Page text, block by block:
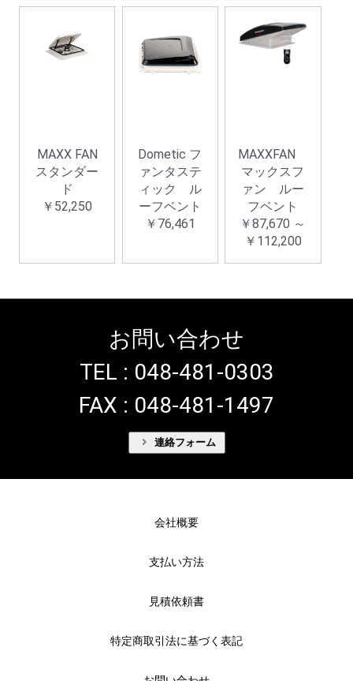
MAXX FAN
スタンダー
ド
￥52,250
Dometic フ
ァンタステ
ィック ル
ーフベント
￥76,461
MAXXFAN
マックスフ
ァン ルー
フベント
￥87,670 ～
￥112,200
お買い物を続ける カートへ進む
お問い合わせ
TEL : 048-481-0303
FAX : 048-481-1497
連絡フォーム
会社概要
支払い方法
見積依頼書
特定商取引法に基づく表記